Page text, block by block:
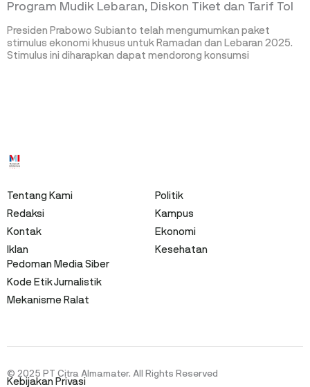
Program Mudik Lebaran, Diskon Tiket dan Tarif Tol
Presiden Prabowo Subianto telah mengumumkan paket
stimulus ekonomi khusus untuk Ramadan dan Lebaran 2025.
Stimulus ini diharapkan dapat mendorong konsumsi
Tentang Kami
Redaksi
Kontak
Iklan
Politik
Kampus
Ekonomi
Kesehatan
Pedoman Media Siber
Kode Etik Jurnalistik
Mekanisme Ralat
© 2025 PT Citra Almamater. All Rights Reserved
Kebijakan Privasi